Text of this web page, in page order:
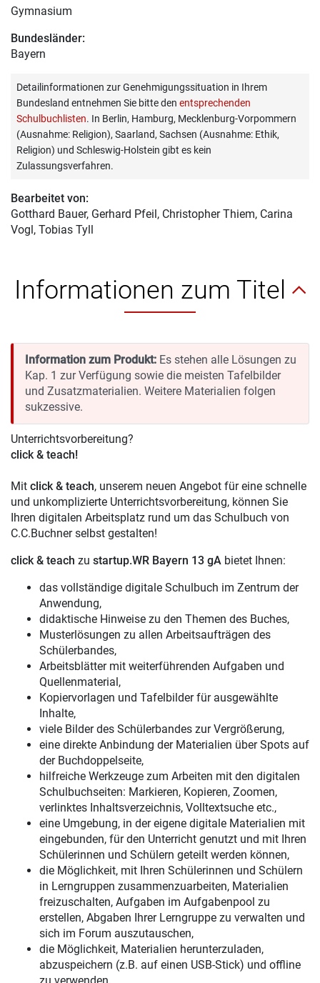
Gymnasium
Bundesländer:
Bayern
Detailinformationen zur Genehmigungssituation in Ihrem
Bundesland entnehmen Sie bitte den entsprechenden
Schulbuchlisten. In Berlin, Hamburg, Mecklenburg-Vorpommern
(Ausnahme: Religion), Saarland, Sachsen (Ausnahme: Ethik,
Religion) und Schleswig-Holstein gibt es kein
Zulassungsverfahren.
Bearbeitet von:
Gotthard Bauer, Gerhard Pfeil, Christopher Thiem, Carina
Vogl, Tobias Tyll
Informationen zum Titel
Information zum Produkt: Es stehen alle Lösungen zu
Kap. 1 zur Verfügung sowie die meisten Tafelbilder
und Zusatzmaterialien. Weitere Materialien folgen
sukzessive.
Unterrichtsvorbereitung?
click & teach!
Mit click & teach, unserem neuen Angebot für eine schnelle
und unkomplizierte Unterrichtsvorbereitung, können Sie
Ihren digitalen Arbeitsplatz rund um das Schulbuch von
C.C.Buchner selbst gestalten!
click & teach zu startup.WR Bayern 13 gA bietet Ihnen:
das vollständige digitale Schulbuch im Zentrum der
Anwendung,
didaktische Hinweise zu den Themen des Buches,
Musterlösungen zu allen Arbeitsaufträgen des
Schülerbandes,
Arbeitsblätter mit weiterführenden Aufgaben und
Quellenmaterial,
Kopiervorlagen und Tafelbilder für ausgewählte
Inhalte,
viele Bilder des Schülerbandes zur Vergrößerung,
eine direkte Anbindung der Materialien über Spots auf
der Buchdoppelseite,
hilfreiche Werkzeuge zum Arbeiten mit den digitalen
Schulbuchseiten: Markieren, Kopieren, Zoomen,
verlinktes Inhaltsverzeichnis, Volltextsuche etc.,
eine Umgebung, in der eigene digitale Materialien mit
eingebunden, für den Unterricht genutzt und mit Ihren
Schülerinnen und Schülern geteilt werden können,
die Möglichkeit, mit Ihren Schülerinnen und Schülern
in Lerngruppen zusammenzuarbeiten, Materialien
freizuschalten, Aufgaben im Aufgabenpool zu
erstellen, Abgaben Ihrer Lerngruppe zu verwalten und
sich im Forum auszutauschen,
die Möglichkeit, Materialien herunterzuladen,
abzuspeichern (z.B. auf einen USB-Stick) und offline